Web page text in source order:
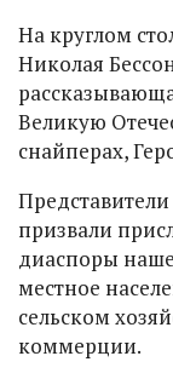
На круглом
Николая
Великую
снайперах,
призвали
диаспоры
местное
сельском
коммерции.